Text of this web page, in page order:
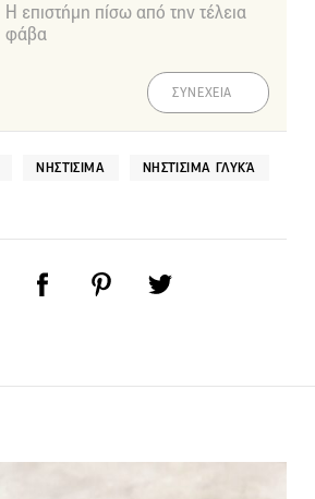
Η επιστήμη πίσω από την τέλεια
φάβα
ΣΥΝΕΧΕΙΑ
ΝΗΣΤΊΣΙΜΑ ΝΗΣΤΊΣΙΜΑ ΓΛΥΚΆ